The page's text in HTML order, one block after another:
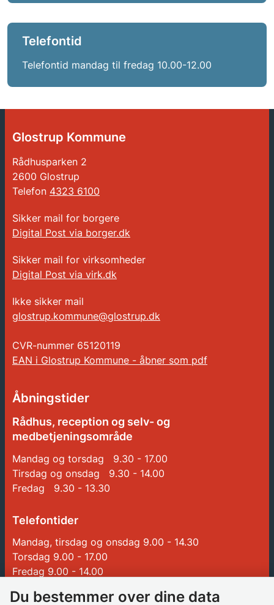
Telefontid
Telefontid mandag til fredag 10.00-12.00
Glostrup Kommune
Rådhusparken 2
2600 Glostrup
Telefon 4323 6100
Sikker mail for borgere
Digital Post via borger.dk
Sikker mail for virksomheder
Digital Post via virk.dk
Ikke sikker mail
glostrup.kommune@glostrup.dk
CVR-nummer 65120119
EAN i Glostrup Kommune - åbner som pdf
Åbningstider
Rådhus, reception og selv- og
medbetjeningsområde
Mandag og torsdag 9.30 - 17.00
Tirsdag og onsdag 9.30 - 14.00
Fredag 9.30 - 13.30
Telefontider
Mandag, tirsdag og onsdag 9.00 - 14.30
Torsdag 9.00 - 17.00
Fredag 9.00 - 14.00
Du bestemmer over dine data